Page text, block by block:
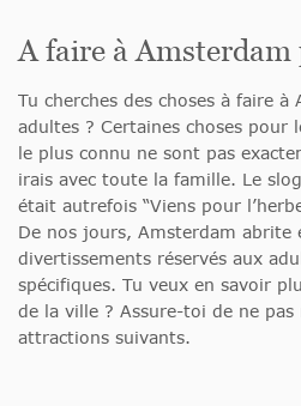
A faire à Amsterdam
Tu cherches des choses à faire
adultes ? Certaines choses pour
le plus connu ne sont pas
irais avec toute la famille. Le
était autrefois “Viens pour
De nos jours, Amsterdam abrite
divertissements réservés aux
spécifiques. Tu veux en savoir
de la ville ? Assure-toi de ne
attractions suivants.